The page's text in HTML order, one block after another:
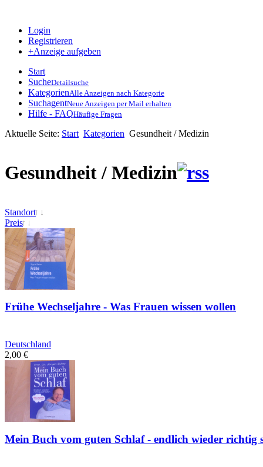
Login
Registrieren
+Anzeige aufgeben
Start
SucheDetailsuche
KategorienAlle Anzeigen nach Kategorie
SuchagentNeue Anzeigen per Mail erhalten
Hilfe - FAQHäufige Fragen
Aktuelle Seite: Start Kategorien Gesundheit / Medizin
Gesundheit / Medizin
Standort
Preis
Frühe Wechseljahre - Was Frauen wissen wollen
Deutschland
2,00 €
Mein Buch vom guten Schlaf - endlich wieder richtig